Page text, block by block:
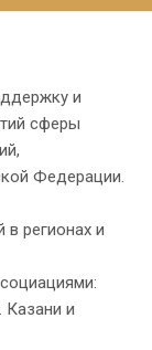
и
сферы
Федерации.
регионах и
Казани и